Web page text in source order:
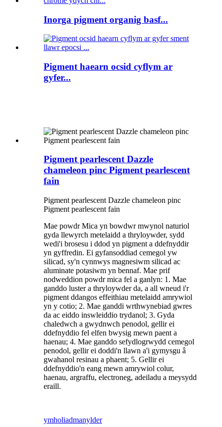
Inorga pigment organig basf...
Pigment haearn ocsid cyflym ar
gyfer...
Pigment pearlescent Dazzle
chameleon pinc Pigment pearlescent
fain
Pigment pearlescent Dazzle chameleon pinc
Pigment pearlescent fain
Mae powdr Mica yn bowdwr mwynol naturiol
gyda llewyrch metelaidd a thryloywder, sydd
wedi'i brosesu i ddod yn pigment a ddefnyddir
yn gyffredin. Ei gyfansoddiad cemegol yw
silicad, sy'n cynnwys magnesiwm silicad ac
aluminate potasiwm yn bennaf. Mae prif
nodweddion powdr mica fel a ganlyn: 1. Mae
ganddo luster a thryloywder da, a all wneud i'r
pigment ddangos effeithiau metelaidd amrywiol
yn y cotio; 2. Mae ganddi wrthwynebiad gwres
da ac eiddo inswleiddio trydanol; 3. Gyda
chaledwch a gwydnwch penodol, gellir ei
ddefnyddio fel elfen bwysig mewn paent a
haenau; 4. Mae ganddo sefydlogrwydd cemegol
penodol, gellir ei doddi'n llawn a'i gymysgu â
gwahanol resinau a phaent; 5. Gellir ei
ddefnyddio'n eang mewn amrywiol colur,
haenau, argraffu, electroneg, adeiladu a meysydd
eraill.
ymholiadmanylder